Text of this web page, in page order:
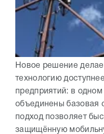
Новое решение
технологию
предприятий: в
объединены базовая
подход позволяет
защищённую